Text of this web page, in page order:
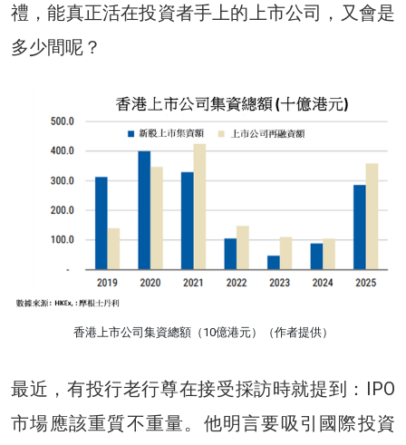
禮，能真正活在投資者手上的上市公司，又會是
多少間呢？
香港上市公司集資總額（10億港元）（作者提供）
最近，有投行老行尊在接受採訪時就提到：IPO
市場應該重質不重量。他明言要吸引國際投資